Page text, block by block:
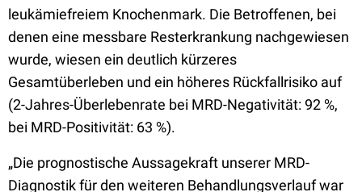
leukämiefreiem Knochenmark. Die Betroffenen, bei
denen eine messbare Resterkrankung nachgewiesen
wurde, wiesen ein deutlich kürzeres
Gesamtüberleben und ein höheres Rückfallrisiko auf
(2-Jahres-Überlebenrate bei MRD-Negativität: 92 %,
bei MRD-Positivität: 63 %).
„Die prognostische Aussagekraft unserer MRD-
Diagnostik für den weiteren Behandlungsverlauf war